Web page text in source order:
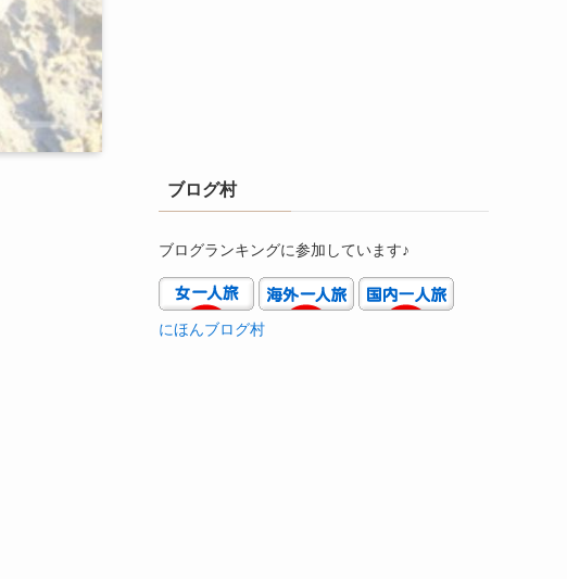
ブログ村
ブログランキングに参加しています♪
にほんブログ村